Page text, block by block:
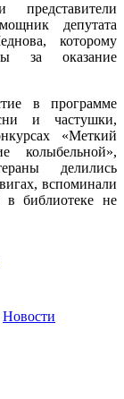
депутата
которому
за оказание
в программе
и частушки,
«Меткий
колыбельной»,
делились
вспоминали
в библиотеке не
Новости